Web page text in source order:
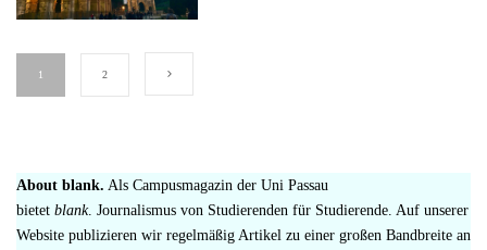
1 2
About blank. Als Campusmagazin der Uni Passau
bietet blank. Journalismus von Studierenden für Studierende. Auf unserer
Website publizieren wir regelmäßig Artikel zu einer großen Bandbreite an